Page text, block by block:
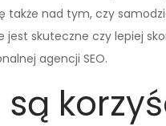
także nad tym, czy
jest skuteczne czy lepiej
agencji SEO.